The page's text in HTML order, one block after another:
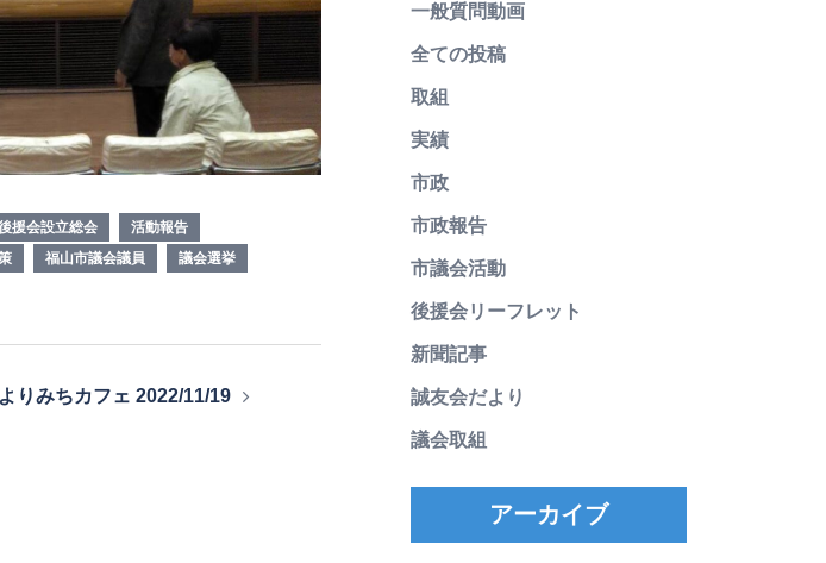
援会設立総会
活動報告
福山市議会議員 議会選挙
りみちカフェ 2022/11/19
一般質問動画
全ての投稿
取組
実績
市政
市政報告
市議会活動
後援会リーフレット
新聞記事
誠友会だより
議会取組
アーカイブ